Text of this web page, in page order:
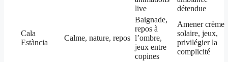
live
détendue
Cala
Estància
Calme, nature, repos
Baignade,
repos à
l’ombre,
jeux entre
copines
Amener crème
solaire, jeux,
privilégier la
complicité